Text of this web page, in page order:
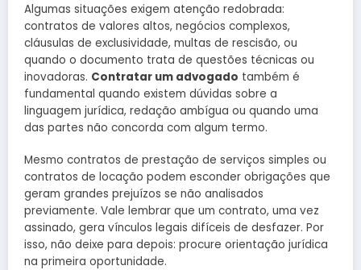
Algumas situações exigem atenção redobrada:
contratos de valores altos, negócios complexos,
cláusulas de exclusividade, multas de rescisão, ou
quando o documento trata de questões técnicas ou
inovadoras. Contratar um advogado também é
fundamental quando existem dúvidas sobre a
linguagem jurídica, redação ambígua ou quando uma
das partes não concorda com algum termo.
Mesmo contratos de prestação de serviços simples ou
contratos de locação podem esconder obrigações que
geram grandes prejuízos se não analisados
previamente. Vale lembrar que um contrato, uma vez
assinado, gera vínculos legais difíceis de desfazer. Por
isso, não deixe para depois: procure orientação jurídica
na primeira oportunidade.